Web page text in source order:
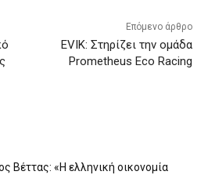
Επόμενο άρθρο
EVIK: Στηρίζει την ομάδα
Prometheus Eco Racing
Βέττας: «Η ελληνική οικονομία